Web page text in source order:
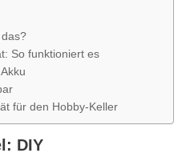
So funktioniert es
für den Hobby-Keller
DIY